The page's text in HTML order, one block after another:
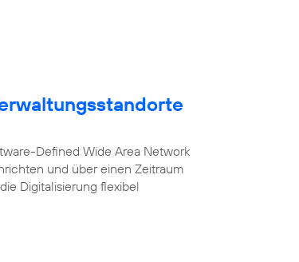
Defined Wide Area Network
und über einen Zeitraum
Digitalisierung flexibel